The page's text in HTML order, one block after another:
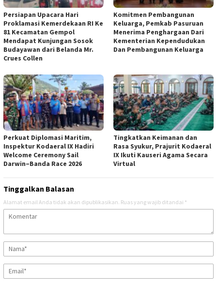
Persiapan Upacara Hari
Proklamasi Kemerdekaan RI Ke
81 Kecamatan Gempol
Mendapat Kunjungan Sosok
Budayawan dari Belanda Mr.
Crues Collen
Komitmen Pembangunan
Keluarga, Pemkab Pasuruan
Menerima Penghargaan Dari
Kementerian Kependudukan
Dan Pembangunan Keluarga
Perkuat Diplomasi Maritim,
Inspektur Kodaeral IX Hadiri
Welcome Ceremony Sail
Darwin–Banda Race 2026
Tingkatkan Keimanan dan
Rasa Syukur, Prajurit Kodaeral
IX Ikuti Kauseri Agama Secara
Virtual
Tinggalkan Balasan
Alamat email Anda tidak akan dipublikasikan. Ruas yang wajib ditandai *